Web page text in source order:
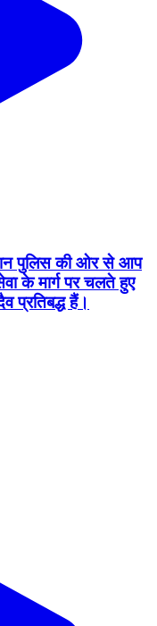
पुलिस की ओर से आप
के मार्ग पर चलते हुए
प्रतिबद्ध हैं।